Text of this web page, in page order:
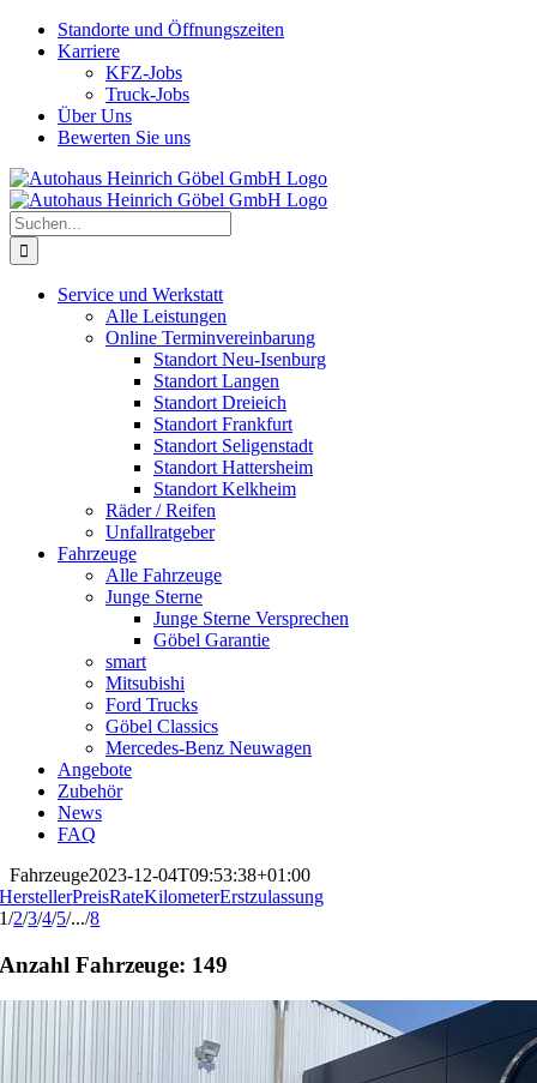
Skip
Standorte und Öffnungszeiten
Karriere
KFZ-Jobs
Truck-Jobs
Über Uns
Bewerten Sie uns
Suche
nach:
Service und Werkstatt
Alle Leistungen
Online Terminvereinbarung
Standort Neu-Isenburg
Standort Langen
Standort Dreieich
Standort Frankfurt
Standort Seligenstadt
Standort Hattersheim
Standort Kelkheim
Räder / Reifen
Unfallratgeber
Fahrzeuge
Alle Fahrzeuge
Junge Sterne
Junge Sterne Versprechen
Göbel Garantie
smart
Mitsubishi
Ford Trucks
Göbel Classics
Mercedes-Benz Neuwagen
Angebote
Zubehör
News
FAQ
Fahrzeuge2023-12-04T09:53:38+01:00
HerstellerPreisRateKilometerErstzulassung
1/2/3/4/5/.../8
Anzahl Fahrzeuge: 149